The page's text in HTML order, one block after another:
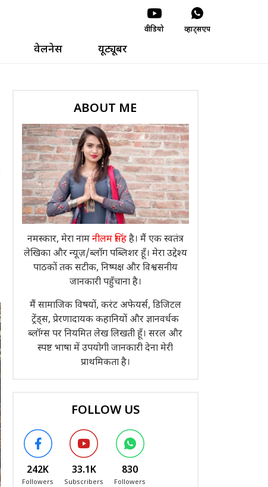
वीडियो व्हाट्सएप
वेलनेस यूट्यूबर
ABOUT ME
नमस्कार, मेरा नामनीलम सिंहहै। मैं एक स्वतंत्र
लेखिका और न्यूज़/ब्लॉग पब्लिशर हूँ। मेरा उद्देश्य
पाठकों तक सटीक, निष्पक्ष और विश्वसनीय
जानकारी पहुँचाना है।
मैं सामाजिक विषयों, करंट अफेयर्स, डिजिटल
ट्रेंड्स, प्रेरणादायक कहानियों और ज्ञानवर्धक
ब्लॉग्स पर नियमित लेख लिखती हूँ। सरल और
स्पष्ट भाषा में उपयोगी जानकारी देना मेरी
प्राथमिकता है।
FOLLOW US
242K
Followers
33.1K
Subscribers
830
Followers